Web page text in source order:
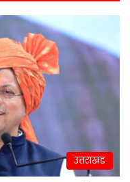
उत्तराखंड